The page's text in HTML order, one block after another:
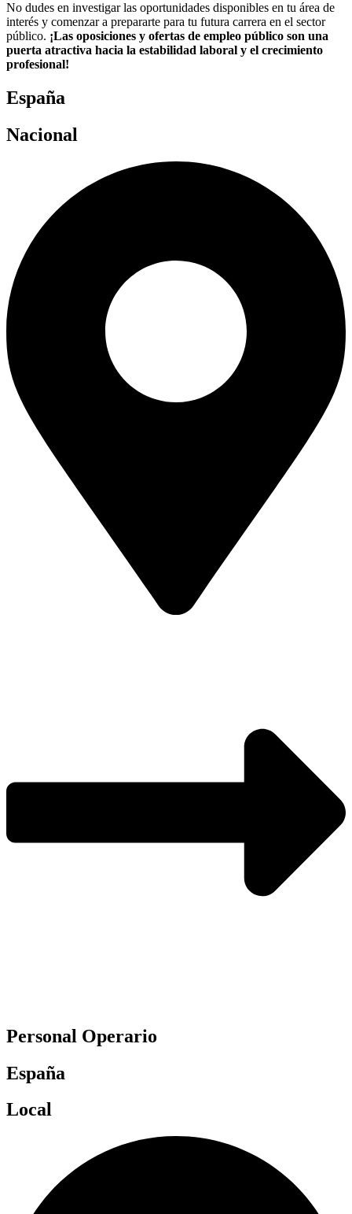
No dudes en investigar las oportunidades disponibles en tu área de
interés y comenzar a prepararte para tu futura carrera en el sector
público. ¡Las oposiciones y ofertas de empleo público son una
puerta atractiva hacia la estabilidad laboral y el crecimiento
profesional!
España
Nacional
Personal Operario
España
Local